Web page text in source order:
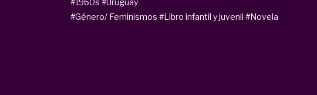
#Género/ Feminismos #Libro infantil y juvenil #Novela